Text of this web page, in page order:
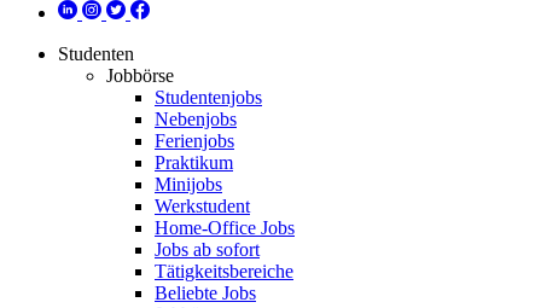
Studenten
Jobbörse
Studentenjobs
Nebenjobs
Ferienjobs
Praktikum
Minijobs
Werkstudent
Home-Office Jobs
Jobs ab sofort
Tätigkeitsbereiche
Beliebte Jobs